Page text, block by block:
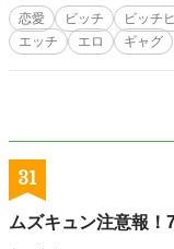
り。
恋愛 ビッチ ビッチ
エッチ
エロ ギャグ
31
ムズキュン注意報！